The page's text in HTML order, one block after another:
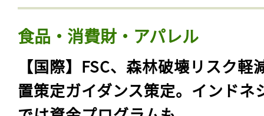
食品・消費財・アパレル
【国際】FSC、森林破壊リスク軽
置策定ガイダンス策定。インドネ